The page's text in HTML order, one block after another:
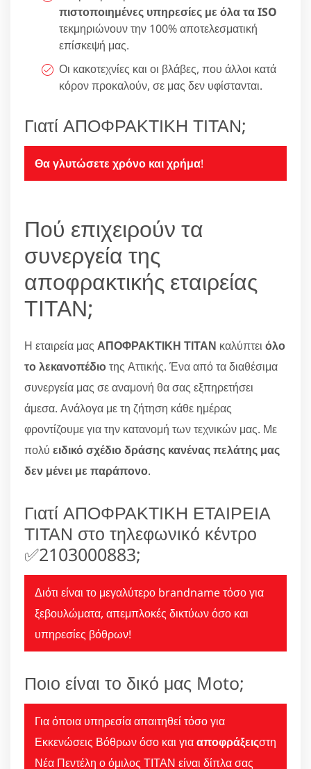
πιστοποιημένες υπηρεσίες με όλα τα ISO
τεκμηριώνουν την 100% αποτελεσματική
επίσκεψή μας.
Οι κακοτεχνίες και οι βλάβες, που άλλοι κατά
κόρον προκαλούν, σε μας δεν υφίστανται.
Γιατί ΑΠΟΦΡΑΚΤΙΚΗ ΤΙΤΑΝ;
Θα γλυτώσετε χρόνο και χρήμα!
Πού επιχειρούν τα
συνεργεία της
αποφρακτικής εταιρείας
ΤΙΤΑΝ;
Η εταιρεία μας ΑΠΟΦΡΑΚΤΙΚΗ ΤΙΤΑΝ καλύπτει όλο
το λεκανοπέδιοτης Αττικής. Ένα από τα διαθέσιμα
συνεργεία μας σε αναμονή θα σας εξπηρετήσει
άμεσα. Ανάλογα με τη ζήτηση κάθε ημέρας
φροντίζουμε για την κατανομή των τεχνικών μας. Με
πολύ ειδικό σχέδιο δράσης κανένας πελάτης μας
δεν μένει με παράπονο.
Γιατί ΑΠΟΦΡΑΚΤΙΚΗ ΕΤΑΙΡΕΙΑ
ΤΙΤΑΝ στο τηλεφωνικό κέντρο
✅2103000883;
Διότι είναι το μεγαλύτερο brandname τόσο για
ξεβουλώματα, απεμπλοκές δικτύων όσο και
υπηρεσίες βόθρων!
Ποιο είναι το δικό μας Moto;
Για όποια υπηρεσία απαιτηθεί τόσο για
Εκκενώσεις Βόθρων όσο και γιααποφράξειςστη
Νέα Πεντέλη ο όμιλος ΤΙΤΑΝ είναι δίπλα σας